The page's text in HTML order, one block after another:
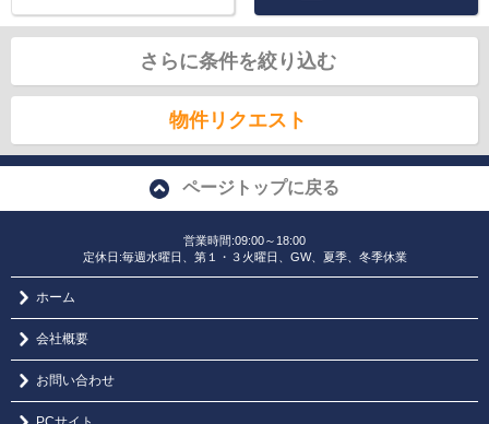
さらに条件を絞り込む
物件リクエスト
ページトップに戻る
営業時間:09:00～18:00
定休日:毎週水曜日、第１・３火曜日、GW、夏季、冬季休業
ホーム
会社概要
お問い合わせ